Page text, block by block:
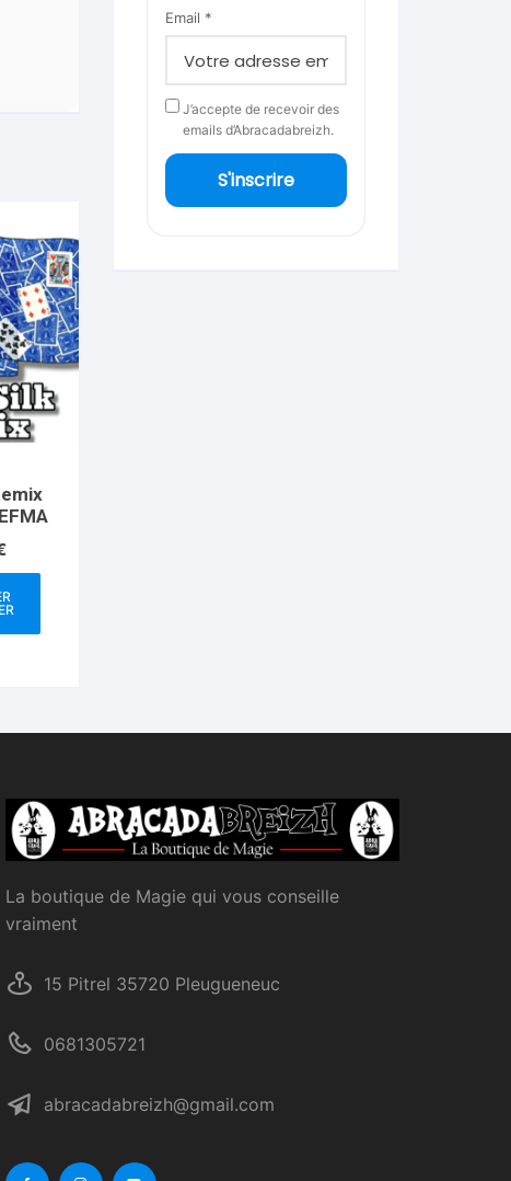
Email *
J’accepte de recevoir des
emails d’Abracadabreizh.
S'inscrire
La boutique de Magie qui vous conseille
vraiment
15 Pitrel 35720 Pleugueneuc
0681305721
abracadabreizh@gmail.com